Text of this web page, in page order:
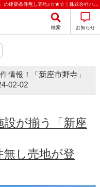
検索 お知らせ
報！「新座市野寺」
02-02
設が揃う「新座
無し売地が登